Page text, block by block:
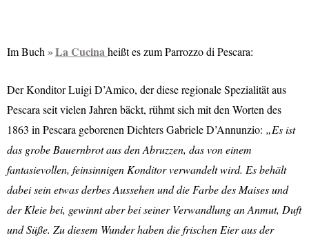
Im Buch La Cucinaheißt es zum Parrozzo di Pescara:
Der Konditor Luigi D’Amico, der diese regionale Spezialität aus
Pescara seit vielen Jahren bäckt, rühmt sich mit den Worten des
1863 in Pescara geborenen Dichters Gabriele D’Annunzio: „Es ist
das grobe Bauernbrot aus den Abruzzen, das von einem
fantasievollen, feinsinnigen Konditor verwandelt wird. Es behält
dabei sein etwas derbes Aussehen und die Farbe des Maises und
der Kleie bei, gewinnt aber bei seiner Verwandlung an Anmut, Duft
und Süße. Zu diesem Wunder haben die frischen Eier aus der